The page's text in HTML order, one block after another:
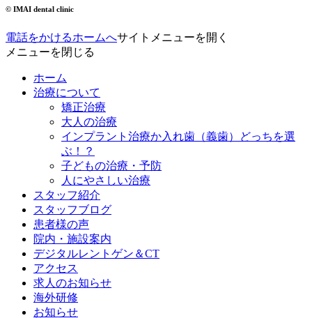
© IMAI dental clinic
電話をかけるホームへサイトメニューを開く
メニューを閉じる
ホーム
治療について
矯正治療
大人の治療
インプラント治療か入れ歯（義歯）どっちを選
ぶ！？
子どもの治療・予防
人にやさしい治療
スタッフ紹介
スタッフブログ
患者様の声
院内・施設案内
デジタルレントゲン＆CT
アクセス
求人のお知らせ
海外研修
お知らせ